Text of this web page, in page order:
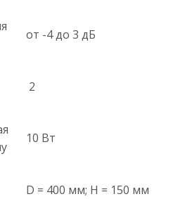
от -4 до 3 дБ
2
10 Вт
D = 400 мм; H = 150 мм